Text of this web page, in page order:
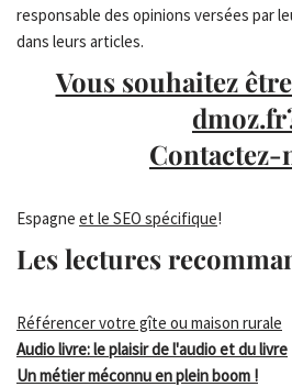
responsable des opinions versées par
dans leurs articles.
Vous souhaitez
Contactez-
Espagne et le SEO spécifique!
Les lectures
Référencer votre gîte ou maison rurale
Audio livre: le plaisir de l'audio et du livre
Un métier méconnu en plein boom !